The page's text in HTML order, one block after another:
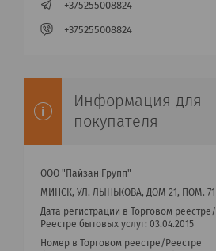
+375255008824
+375255008824
Информация для
покупателя
ООО "Пайзан Групп"
МИНСК, УЛ. ЛЫНЬКОВА, ДОМ 21, ПОМ. 71
Дата регистрации в Торговом реестре/
Реестре бытовых услуг: 03.04.2015
Номер в Торговом реестре/Реестре